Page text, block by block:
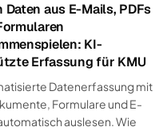
Daten aus E-Mails, PDFs
KI-
Erfassung für KMU
Datenerfassung mit
Formulare und E-
auslesen. Wie